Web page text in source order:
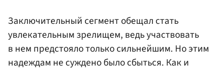
Заключительный сегмент обещал стать
увлекательным зрелищем, ведь участвовать
в нем предстояло только сильнейшим. Но этим
надеждам не суждено было сбыться. Как и